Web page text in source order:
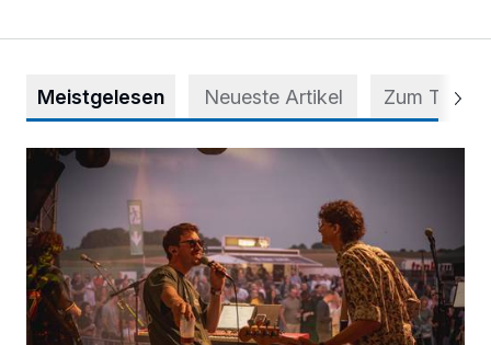
Meistgelesen Neueste Artikel Zum Thema
Mehr als nur ein Festival